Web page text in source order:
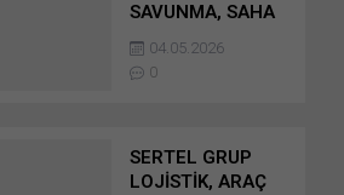
SAVUNMA, SAHA
EXPO’DA
GELECEĞİN
SAVUNMA
04.05.2026
0
SERTEL GRUP
LOJİSTİK, ARAÇ